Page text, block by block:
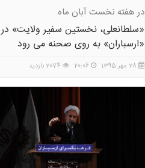
در هفته نخست آبان ماه
«سلطانعلی، نخستین سفیر ولایت» در
«ارسباران» به روی صحنه می رود